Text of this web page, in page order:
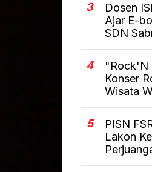
3
Dosen
Ajar E-
SDN
4
"Rock'N
Konser
Wisata
5
PISN
Lakon